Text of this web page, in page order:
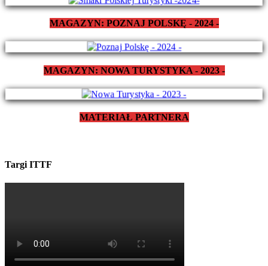
MAGAZYN: POZNAJ POLSKĘ - 2024 -
MAGAZYN: NOWA TURYSTYKA - 2023 -
MATERIAŁ PARTNERA
Targi ITTF